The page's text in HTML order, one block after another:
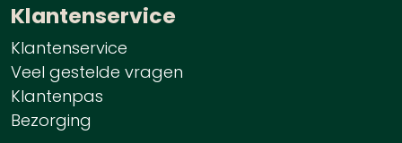
Klantenservice
Klantenservice
Veel gestelde vragen
Klantenpas
Bezorging